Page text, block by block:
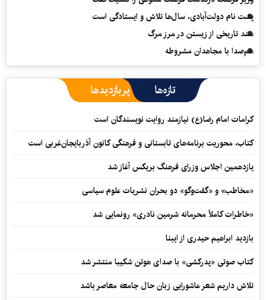
پشت نام دولت‌آبادی، سال‌ها تلاش و ایستادگی است
سند تاریخی از زیستن در مرز مرگ
هم‌صدا با مجاهدان مشروطه
تازه‌ها پربازدیدها
کرامات امام رضا(ع) نیازمند روایت نویسندگان است
کتاب، محوریت برنامه‌های تابستانی و فرهنگی کانون آذربایجان‌غربی است
یازدهمین اجلاس وزرای فرهنگ بریکس آغاز شد
«مخاطب» و «گفت‌وگو» دو بحران نشریات علوم سیاسی
«خاطرات کاملاً محرمانه شرمین نادری» رونمایی شد
بازدید ابراهیم حیدری از ایبنا
کتاب صوتی «پدرکشی» با صدای هوتن شکیبا منتشر شد
تلاش داریم شعر عاشورایی زبان حال جامعه معاصر باشد